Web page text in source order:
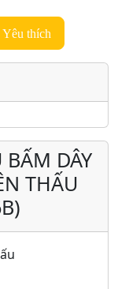
Yêu thích
DÂY
THẤU